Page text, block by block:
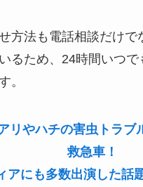
方法も電話相談だけで
るため、24時間いつで
。
リやハチの害虫トラブ
救急車！
アにも多数出演した話